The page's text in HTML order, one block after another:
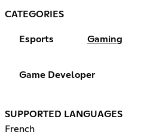
CATEGORIES
Esports Gaming
Game Developer
SUPPORTED LANGUAGES
French